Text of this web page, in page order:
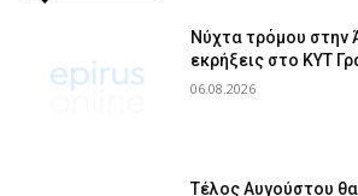
Νύχτα τρόμου στην
εκρήξεις στο ΚΥΤ
06.08.2026
Τέλος Αυγούστου